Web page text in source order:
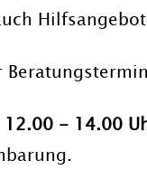
12.00 - 14.00